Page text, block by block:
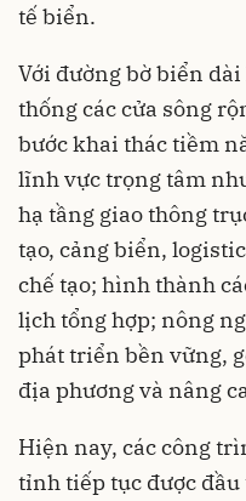
tế biển.
Với đường bờ biển
thống các cửa sông
bước khai thác tiềm
lĩnh vực trọng tâm
hạ tầng giao thông
tạo, cảng biển,
chế tạo; hình thành
lịch tổng hợp; nông
phát triển bền vững,
địa phương và nâng
Hiện nay, các công
tỉnh tiếp tục được